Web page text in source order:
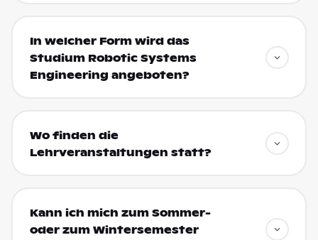
In welcher Form wird das
Studium Robotic Systems
Engineering angeboten?
Wo finden die
Lehrveranstaltungen statt?
Kann ich mich zum Sommer-
oder zum Wintersemester